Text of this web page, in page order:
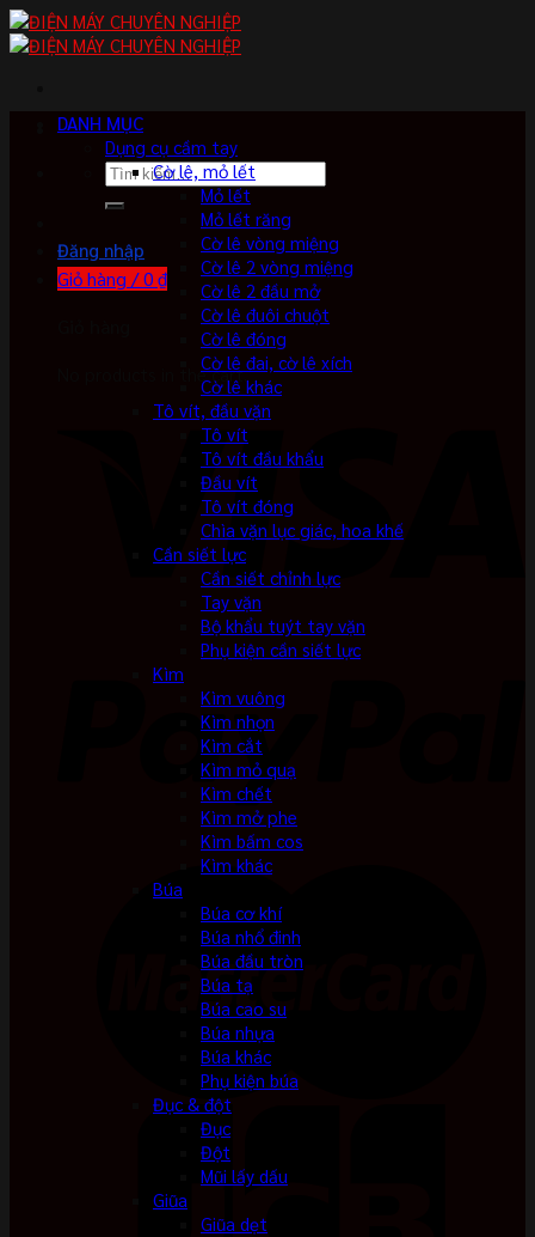
Skip
to
Tìm
kiếm:
Đăng nhập
Giỏ hàng /0 ₫
No products in the cart.
DANH MỤC
Dụng cụ cầm tay
Cờ lê, mỏ lết
Mỏ lết
Mỏ lết răng
Cờ lê vòng miệng
Cờ lê 2 vòng miệng
Cờ lê 2 đầu mở
Cờ lê đuôi chuột
Cờ lê đóng
Cờ lê đai, cờ lê xích
Cờ lê khác
Tô vít, đầu vặn
Tô vít
Tô vít đầu khẩu
Đầu vít
Tô vít đóng
Chìa vặn lục giác, hoa khế
Cần siết lực
Cần siết chỉnh lực
Tay vặn
Bộ khẩu tuýt tay vặn
Phụ kiện cần siết lực
Kìm
Kìm vuông
Kìm nhọn
Kìm cắt
Kìm mỏ quạ
Kìm chết
Kìm mở phe
Kìm bấm cos
Kìm khác
Búa
Búa cơ khí
Búa nhổ đinh
Búa đầu tròn
Búa tạ
Búa cao su
Búa nhựa
Búa khác
Phụ kiện búa
Đục & đột
Đục
Đột
Mũi lấy dấu
Giũa
Giũa dẹt